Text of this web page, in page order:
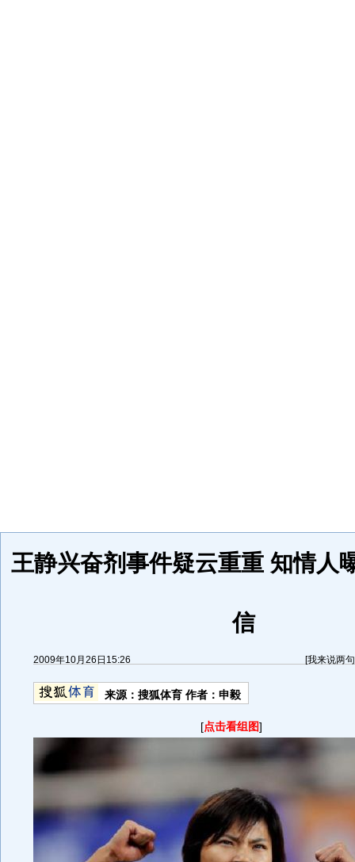
王静兴奋剂事件疑云重重 知情人
信
2009年10月26日15:26 [我来说两句
来源： 搜狐体育作者：申毅
[点击看组图]